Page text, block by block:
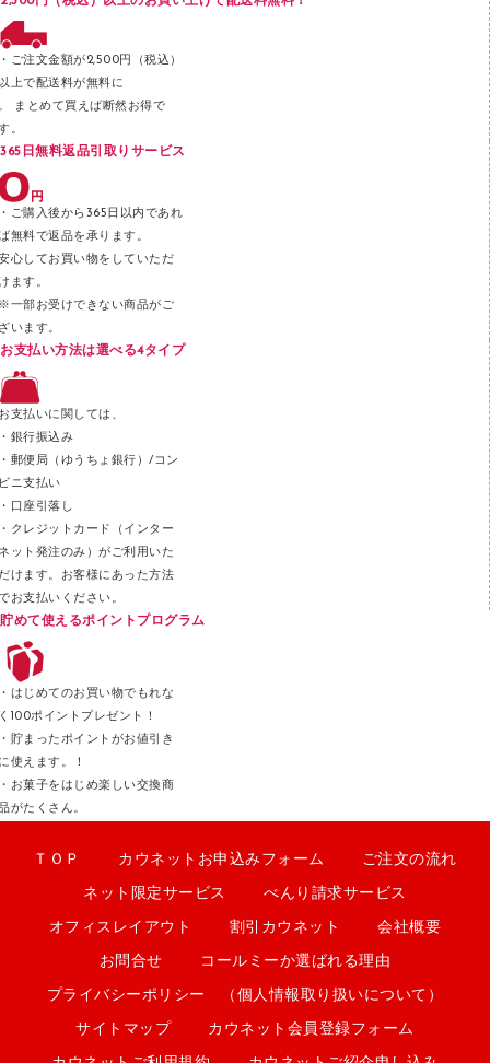
パンチ
はさみ
テープカッター
その他文具
セロハンテープ
スティックのり
クリップ
カッター
ご注文金額が2,500円（税込）
上で配送料が無料に
まとめて買えば断然お得で
。
365日無料返品引取りサービス
ご購入後から365日以内であれ
無料で返品を承ります。
心してお買い物をしていただ
ます。
一部お受けできない商品がご
います。
お支払い方法は選べる4タイプ
支払いに関しては、
銀行振込み
郵便局（ゆうちょ銀行）/コン
ニ支払い
口座引落し
クレジットカード（インター
ット発注のみ）がご利用いた
けます。お客様にあった方法
お支払いください。
貯めて使えるポイントプログラム
はじめてのお買い物でもれな
100ポイントプレゼント！
貯まったポイントがお値引き
使えます。！
お菓子をはじめ楽しい交換商
がたくさん。
ＴＯＰ カウネットお申込みフォーム ご注文の流れ
ネット限定サービス べんり請求サービス
オフィスレイアウト 割引カウネット 会社概要
お問合せ コールミーか選ばれる理由
プライバシーポリシー （個人情報取り扱いについて）
サイトマップ カウネット会員登録フォーム